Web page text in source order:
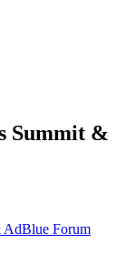
Summit &
AdBlue Forum